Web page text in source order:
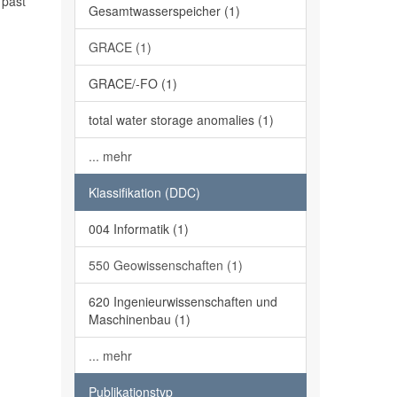
Gesamtwasserspeicher (1)
GRACE (1)
GRACE/-FO (1)
total water storage anomalies (1)
... mehr
Klassifikation (DDC)
004 Informatik (1)
550 Geowissenschaften (1)
620 Ingenieurwissenschaften und
Maschinenbau (1)
... mehr
Publikationstyp